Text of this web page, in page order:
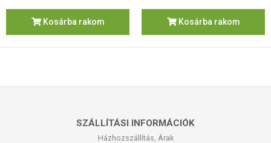
Kosárba rakom Kosárba rakom
SZÁLLÍTÁSI INFORMÁCIÓK
Házhozszállítás, Árak